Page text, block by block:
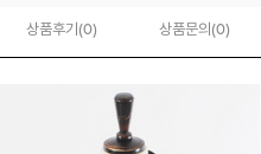
상품후기(0) 상품문의 (0)